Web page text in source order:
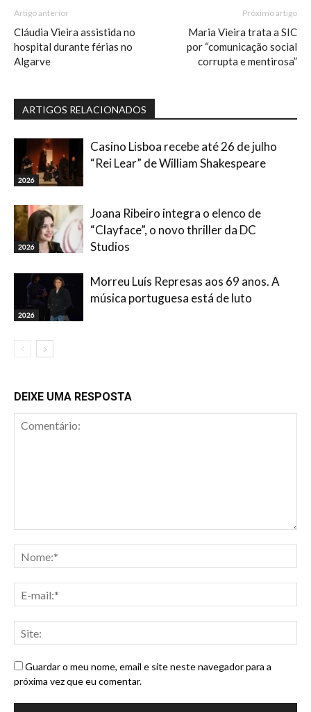
Artigo anterior
Cláudia Vieira assistida no
hospital durante férias no
Algarve
Próximo artigo
Maria Vieira trata a SIC
por “comunicação social
corrupta e mentirosa”
ARTIGOS RELACIONADOS
2026
Casino Lisboa recebe até 26 de julho
“Rei Lear” de William Shakespeare
2026
Joana Ribeiro integra o elenco de
“Clayface”, o novo thriller da DC
Studios
2026
Morreu Luís Represas aos 69 anos. A
música portuguesa está de luto
DEIXE UMA RESPOSTA
Guardar o meu nome, email e site neste navegador para a
próxima vez que eu comentar.